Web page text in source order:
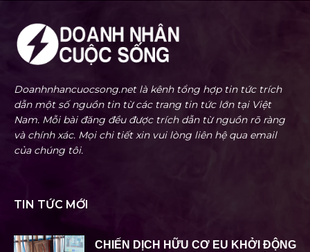
Doanhnhancuocsong.net là kênh tổng hợp tin tức trích
dẫn một số nguồn tin từ các trang tin tức lớn tại Việt
Nam. Mỗi bài đăng đều được trích dẫn từ nguồn rõ ràng
và chính xác. Mọi chi tiết xin vui lòng liên hệ qua email
của chúng tôi.
TIN TỨC MỚI
CHIẾN DỊCH HỮU CƠ EU KHỞI ĐỘNG